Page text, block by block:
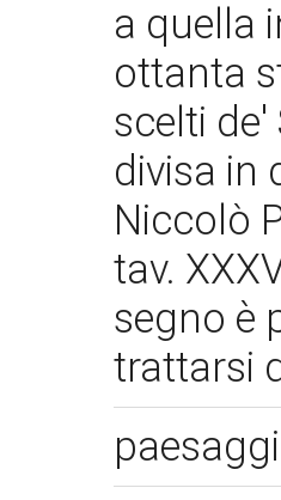
a quella
ottanta
scelti de'
divisa in
Niccolò
tav.
segno è
trattarsi